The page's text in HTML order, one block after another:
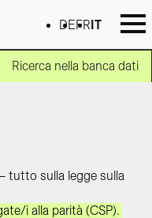
DEFR IT
Ricerca nella banca dati
tutto sulla legge sulla
i alla parità (CSP).